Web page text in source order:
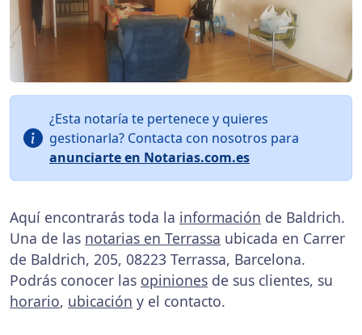
¿Esta notaría te pertenece y quieres
gestionarla? Contacta con nosotros para
anunciarte en Notarias.com.es
Aquí encontrarás toda la información de Baldrich.
Una de las notarias en Terrassa ubicada en Carrer
de Baldrich, 205, 08223 Terrassa, Barcelona.
Podrás conocer las opiniones de sus clientes, su
horario, ubicación y el contacto.